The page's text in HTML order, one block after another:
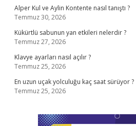
Alper Kul ve Aylin Kontente nasıl tanıştı ?
Temmuz 30, 2026
Kükürtlü sabunun yan etkileri nelerdir ?
Temmuz 27, 2026
Klavye ayarları nasıl açılır ?
Temmuz 25, 2026
En uzun uçak yolculuğu kaç saat sürüyor ?
Temmuz 25, 2026